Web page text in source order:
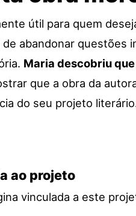
útil para quem
abandonar questões
Maria descobriu
que a obra da
do seu projeto
ao projeto
vinculada a este